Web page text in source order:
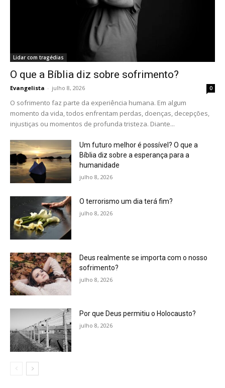
Lidar com tragédias
O que a Bíblia diz sobre sofrimento?
Evangelista - julho 8, 2026 0
O sofrimento faz parte da experiência humana. Em algum
momento da vida, todos enfrentam perdas, doenças, decepções,
injustiças ou momentos de profunda tristeza. Diante...
Um futuro melhor é possível? O que a
Bíblia diz sobre a esperança para a
humanidade
julho 8, 2026
O terrorismo um dia terá fim?
julho 8, 2026
Deus realmente se importa com o nosso
sofrimento?
julho 8, 2026
Por que Deus permitiu o Holocausto?
julho 8, 2026